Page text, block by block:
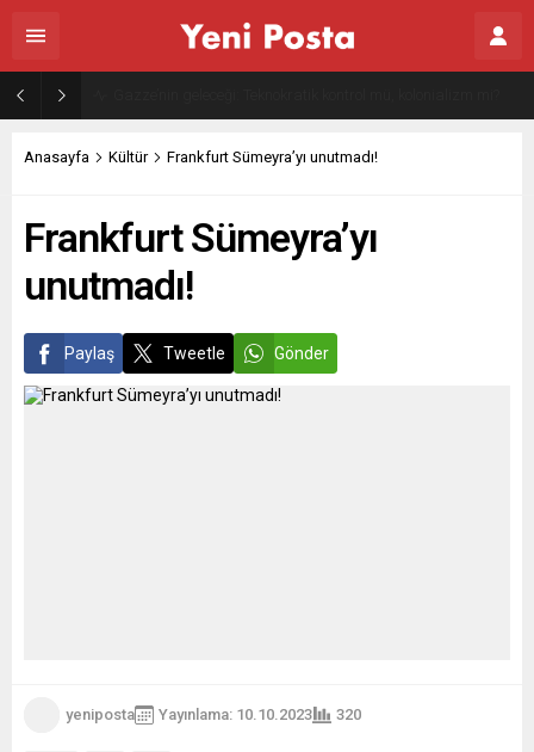
Anasayfa Kültür Frankfurt Sümeyra’yı unutmadı!
Frankfurt Sümeyra’yı
unutmadı!
Paylaş Tweetle Gönder
yeniposta Yayınlama: 10.10.2023 320